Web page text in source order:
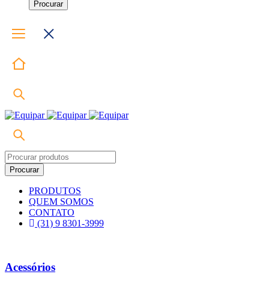
PRODUTOS
QUEM SOMOS
CONTATO
(31) 9 8301-3999
Acessórios